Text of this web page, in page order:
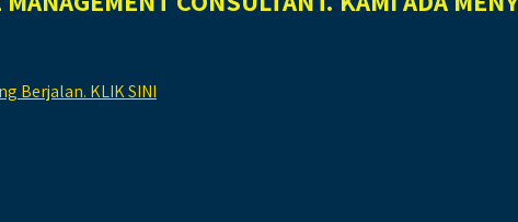
Berjalan. KLIK SINI